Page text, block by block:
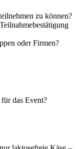
zu können?
oder Firmen?
das Event?